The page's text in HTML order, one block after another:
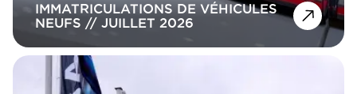
IMMATRICULATIONS DE VÉHICULES
NEUFS // JUILLET 2026